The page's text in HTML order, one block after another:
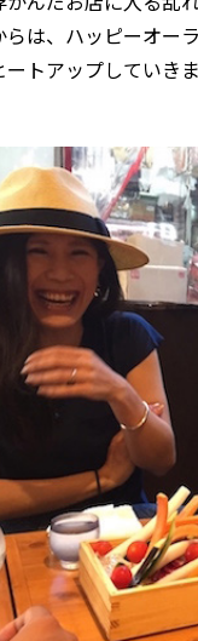
は、ハッピーオー
トアップしていきま